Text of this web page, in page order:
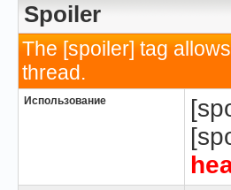
Spoiler
The [spoiler] tag
thread.
Использование